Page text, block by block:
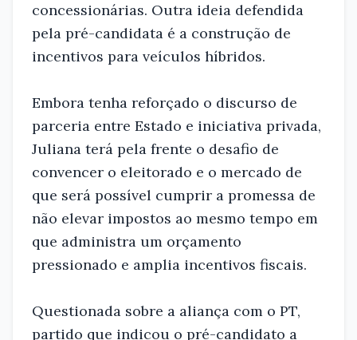
concessionárias. Outra ideia defendida
pela pré-candidata é a construção de
incentivos para veículos híbridos.
Embora tenha reforçado o discurso de
parceria entre Estado e iniciativa privada,
Juliana terá pela frente o desafio de
convencer o eleitorado e o mercado de
que será possível cumprir a promessa de
não elevar impostos ao mesmo tempo em
que administra um orçamento
pressionado e amplia incentivos fiscais.
Questionada sobre a aliança com o PT,
partido que indicou o pré-candidato a